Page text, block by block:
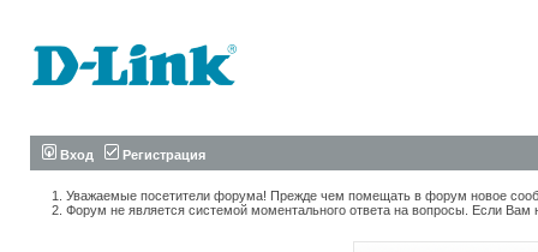
Вход Регистрация
Уважаемые посетители форума! Прежде чем помещать в форум новое
Форум не является системой моментального ответа на вопросы. Если